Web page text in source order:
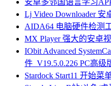
Lj Video Downloader 安
AIDA64 电脑硬件检测
MX Player 强大的安卓
IObit Advanced
件_V19.5.0.226 PC高级
Stardock Start11 开始